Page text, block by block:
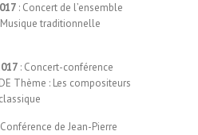
: Concert de l’ensemble
Musique traditionnelle
: Concert-conférence
Thème : Les compositeurs
Conférence de Jean-Pierre